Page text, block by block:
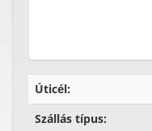
Úticél:
Szállás típus: